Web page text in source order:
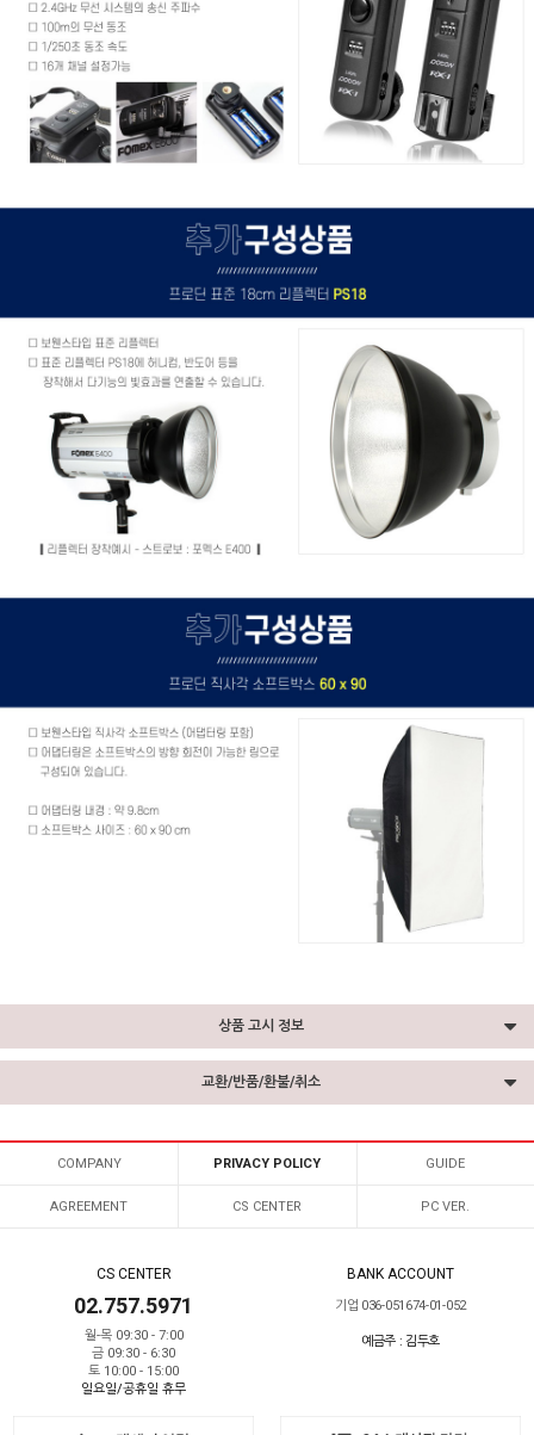
상품 고시 정보
교환/반품/환불/취소
COMPANY PRIVACY POLICY GUIDE
AGREEMENT CS CENTER PC VER.
CS CENTER
02.757.5971
월-목 09:30 - 7:00
금 09:30 - 6:30
토 10:00 - 15:00
일요일/공휴일 휴무
BANK ACCOUNT
기업 036-051674-01-052
예금주 : 김두호